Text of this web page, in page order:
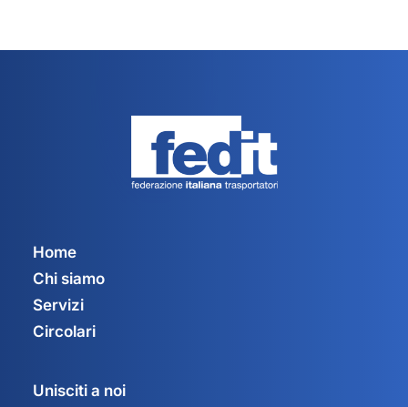
Home
Chi siamo
Servizi
Circolari
Unisciti a noi